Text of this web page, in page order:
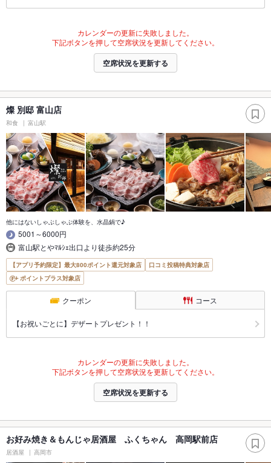
カレンダーの更新に失敗しました。
下記ボタンを押して空席状況を更新してください。
空席状況を更新する
燦 別邸 富山店
和食 富山駅
他にはないしゃぶしゃぶ体験を、水晶鍋で♪
5001～6000円
富山駅とやﾏﾙｼｪ出口より徒歩約25分
【アプリ予約限定】最大800ポイント還元対象店
口コミ投稿特典対象店
ポイントプラス対象店
クーポン コース
【お祝いごとに】デザートプレゼント！！
カレンダーの更新に失敗しました。
下記ボタンを押して空席状況を更新してください。
空席状況を更新する
お好み焼き＆もんじゃ居酒屋 ふくちゃん 高岡駅前店
居酒屋 高岡市